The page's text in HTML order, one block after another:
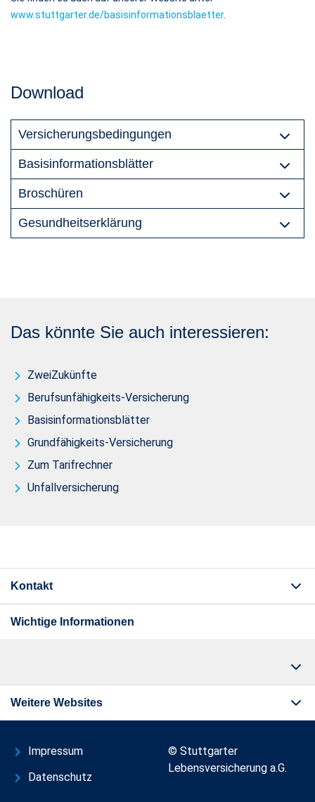
www.stuttgarter.de/basisinformationsblaetter.
Download
Versicherungsbedingungen
Basisinformationsblätter
Broschüren
Gesundheitserklärung
Das könnte Sie auch interessieren:
ZweiZukünfte
Berufsunfähigkeits-Versicherung
Basisinformationsblätter
Grundfähigkeits-Versicherung
Zum Tarifrechner
Unfallversicherung
Kontakt
Wichtige Informationen
Weitere Websites
Impressum
Datenschutz
© Stuttgarter
Lebensversicherung a.G.